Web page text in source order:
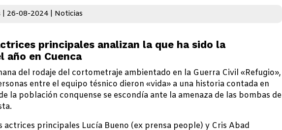
26-08-2024 Noticias
principales analizan la que ha sido la
año en Cuenca
del rodaje del cortometraje ambientado en la Guerra Civil «Refugio»,
entre el equipo tésnico dieron «vida» a una historia contada en
la población conquense se escondía ante la amenaza de las bombas de
actrices principales Lucía Bueno (ex prensa people) y Cris Abad